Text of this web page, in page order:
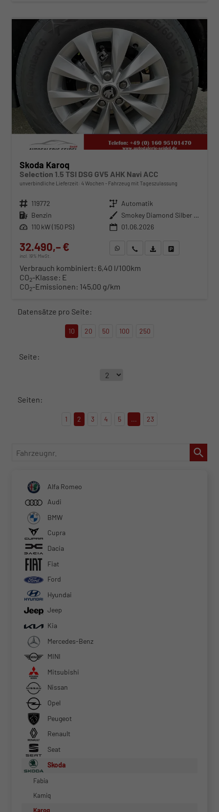
Skoda Karoq
Selection 1.5 TSI DSG GV5 AHK Navi ACC
unverbindliche Lieferzeit: 4 Wochen Fahrzeug mit Tageszulassung
Fahrzeugnr. 119772 Getriebe Automatik
Kraftstoff Benzin Außenfarbe
Smokey Diamond Silber Metallic
Leistung 110 kW (150 PS) 01.06.2026
32.490,– €
incl. 19% MwSt.
WhatsApp anfragen
Wir rufen Sie anFahrzeugexposé (PDF)
Verbrauch kombiniert: 6,40 l/100km
CO2-Klasse: E
CO2-Emissionen: 145,00 g/km
Datensätze pro Seite:
10 20 50 100 250
Seite:
Seiten:
1 2 3 4 5 ... 23
Fahrzeugnr.
Alfa Romeo
Audi
BMW
Cupra
Dacia
Fiat
Ford
Hyundai
Jeep
Kia
Mercedes-Benz
MINI
Mitsubishi
Nissan
Opel
Peugeot
Renault
Seat
Skoda
Fabia
Kamiq
Karoq